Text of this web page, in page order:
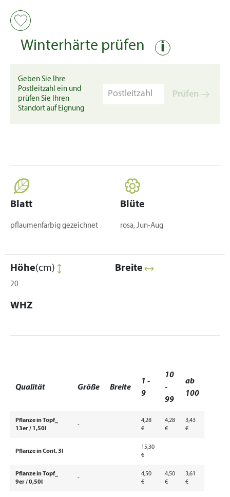
Winterhärte prüfen i
Geben Sie Ihre
Postleitzahl ein und
prüfen Sie Ihren
Standort auf Eignung
Prüfen
Blatt
pflaumenfarbig gezeichnet
Blüte
rosa, Jun-Aug
Höhe(cm)
20
Breite
WHZ
Qualität Größe Breite
1 -
9
10
-
99
ab
100
Pflanze in Topf_
13er / 1,50l
-
4,28
€
4,28
€
3,43
€
Pflanze in Cont. 3l -
15,30
€
Pflanze in Topf_
9er / 0,50l
-
4,50
€
4,50
€
3,61
€